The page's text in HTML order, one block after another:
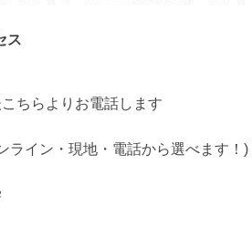
ス
ちらよりお電話します
ライン・現地・電話から選べます！)